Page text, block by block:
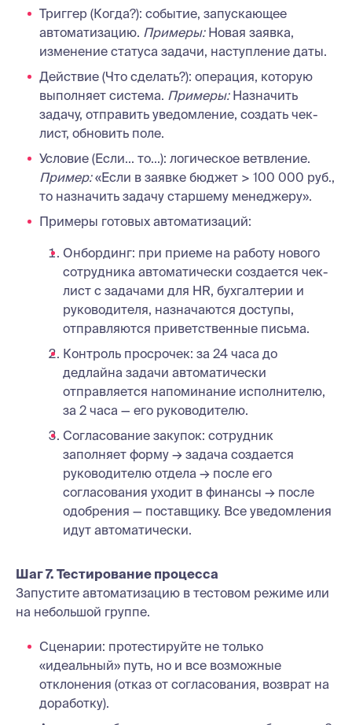
Триггер (Когда?): событие, запускающее
автоматизацию. Примеры:Новая заявка,
изменение статуса задачи, наступление даты.
Действие (Что сделать?): операция, которую
выполняет система. Примеры:Назначить
задачу, отправить уведомление, создать чек-
лист, обновить поле.
Условие (Если... то...): логическое ветвление.
Пример:«Если в заявке бюджет > 100 000 руб.,
то назначить задачу старшему менеджеру».
Примеры готовых автоматизаций:
Онбординг: при приеме на работу нового
сотрудника автоматически создается чек-
лист с задачами для HR, бухгалтерии и
руководителя, назначаются доступы,
отправляются приветственные письма.
Контроль просрочек: за 24 часа до
дедлайна задачи автоматически
отправляется напоминание исполнителю,
за 2 часа — его руководителю.
Согласование закупок: сотрудник
заполняет форму → задача создается
руководителю отдела → после его
согласования уходит в финансы → после
одобрения — поставщику. Все уведомления
идут автоматически.
Шаг 7. Тестирование процесса
Запустите автоматизацию в тестовом режиме или
на небольшой группе.
Сценарии: протестируйте не только
«идеальный» путь, но и все возможные
отклонения (отказ от согласования, возврат на
доработку).